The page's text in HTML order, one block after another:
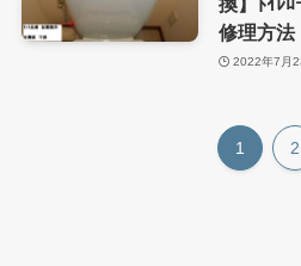
修理方法
2022年7月
1 2